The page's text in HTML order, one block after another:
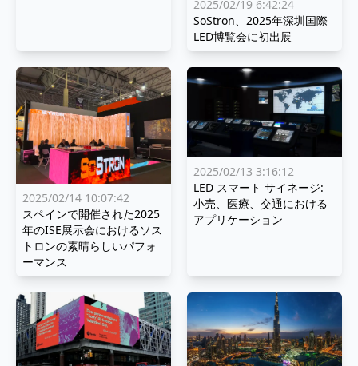
2025/02/19 6:42:24
SoStron、2025年深圳国際
LED博覧会に初出展
2025/02/14 10:07:42
スペインで開催された2025
年のISE展示会におけるソス
トロンの素晴らしいパフォ
ーマンス
2025/02/13 3:16:12
LED スマート サイネージ:
小売、医療、交通における
アプリケーション